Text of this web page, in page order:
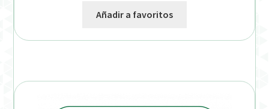
Añadir a favoritos